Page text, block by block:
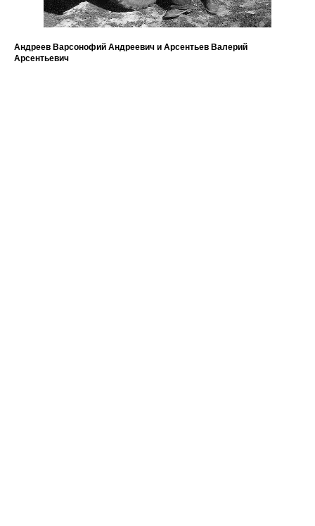
Андреев Варсонофий Андреевич и Арсентьев Валерий
Арсентьевич